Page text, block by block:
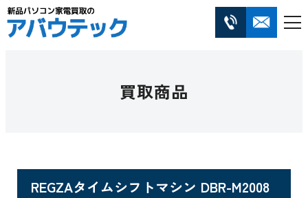
買取商品
REGZAタイムシフトマシン DBR-M2008